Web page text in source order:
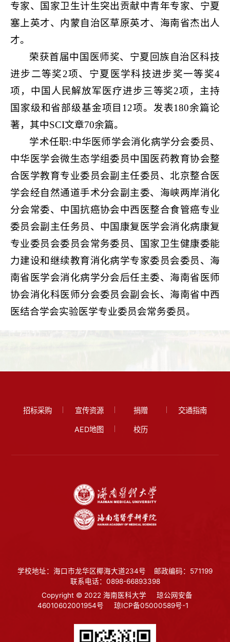
专家、国家卫生计生突出贡献中青年专家、宁夏
塞上英才、内蒙自治区草原英才、海南省杰出人
才。
荣获首届中国医师奖、宁夏回族自治区科技
进步二等奖2项、宁夏医学科技进步奖一等奖4
项，中国人民解放军医疗进步三等奖2项，主持
国家级和省部级基金项目12项。发表180余篇论
著，其中SCI文章70余篇。
学术任职:中华医师学会消化病学分会委员、
中华医学会微生态学组委员中国医药教育协会整
合医学教育专业委员会副主任委员、北京整合医
学会经自然通道手术分会副主委、海峡两岸消化
分会常委、中国抗癌协会中西医整合食管癌专业
委员会副主任务员、中国康复医学会消化病康复
专业委员会委员会常务委员、国家卫生健康委能
力建设和继续教育消化病学专家委员会委员、海
南省医学会消化病学分会后任主委、海南省医师
协会消化科医师分会委员会副会长、海南省中西
医结合学会实验医学专业委员会常务委员。
招标采购 宣传资源 捐赠 交通指南
AED地图 校历
学校地址：海口市龙华区椰海大道234号
邮政编码：571199
联系电话：0898-66893398
Copyright © 2022 海南医科大学
琼公网安备
46010602001954号
琼ICP备05000589号-1